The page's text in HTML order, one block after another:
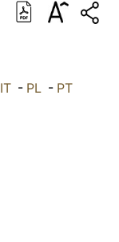
ITALIANO
IT- PL- PT